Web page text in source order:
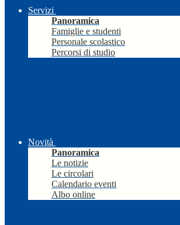
Servizi
Panoramica
Famiglie e studenti
Personale scolastico
Percorsi di studio
Novità
Panoramica
Le notizie
Le circolari
Calendario eventi
Albo online